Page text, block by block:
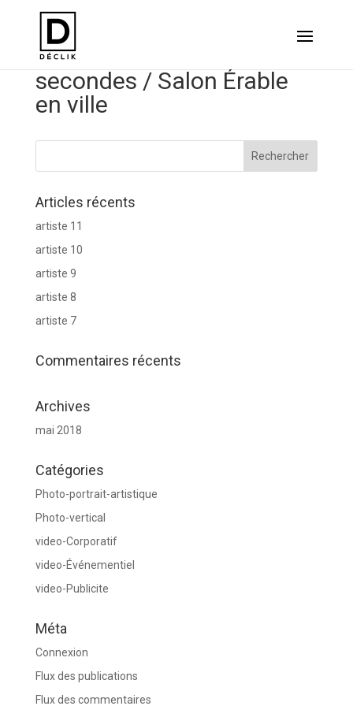
FPAQ/ Publicité 15
secondes / Salon Érable
en ville
Articles récents
artiste 11
artiste 10
artiste 9
artiste 8
artiste 7
Commentaires récents
Archives
mai 2018
Catégories
Photo-portrait-artistique
Photo-vertical
video-Corporatif
video-Événementiel
video-Publicite
Méta
Connexion
Flux des publications
Flux des commentaires